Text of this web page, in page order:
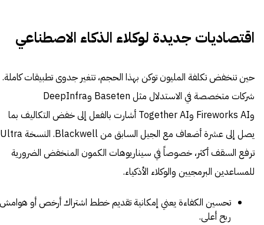
اقتصاديات جديدة لوكلاء الذكاء الاصطناعي
حين تنخفض تكلفة المليون توكن بهذا الحجم، تتغير جدوى تطبيقات كاملة.
شركات متخصصة في الاستدلال مثل Baseten وDeepInfra
وFireworks AI وTogether AI أشارت بالفعل إلى خفض التكاليف بما
يصل إلى عشرة أضعاف مع الجيل السابق من Blackwell. النسخة Ultra
ترفع السقف أكثر، خصوصاً في سيناريوهات الكمون المنخفض الضرورية
للمساعدين البرمجيين والوكلاء الأذكياء.
تحسين الكفاءة يعني إمكانية تقديم خطط اشتراك أرخص أو هوامش
ربح أعلى.